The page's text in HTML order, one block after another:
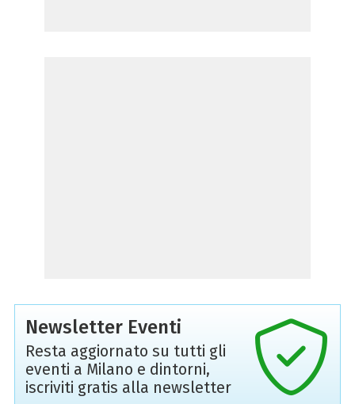
Newsletter Eventi
Resta aggiornato su tutti gli
eventi a Milano e dintorni,
iscriviti gratis alla newsletter